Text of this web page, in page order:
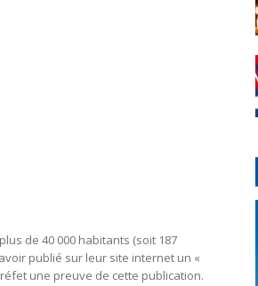
de 40 000 habitants (soit 187
publié sur leur site internet un «
une preuve de cette publication.